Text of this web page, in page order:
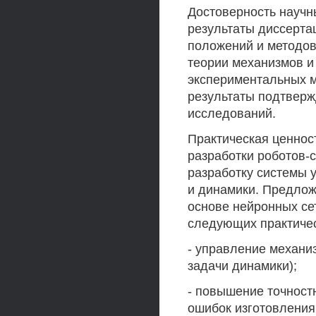
Достоверность
результаты
положений и
теории механизмов
экспериментальных
результаты
исследований.
Практическая
разработки
разработку системы
и динамики.
основе нейронных
следующих
- управление
задачи динамики);
- повышение
ошибок